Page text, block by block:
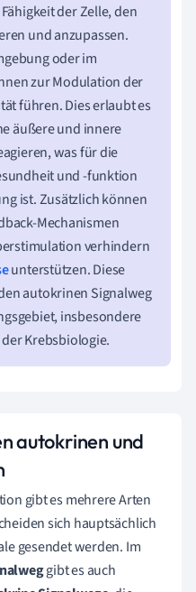
der Zelle, den
und anzupassen.
oder im
zur Modulation der
führen. Dies erlaubt es
äußere und innere
was für die
und -funktion
ist. Zusätzlich können
Mechanismen
verhindern
unterstützen. Diese
autokrinen Signalweg
insbesondere
Krebsbiologie.
autokrinen und
gibt es mehrere Arten
sich hauptsächlich
gesendet werden. Im
gibt es auch